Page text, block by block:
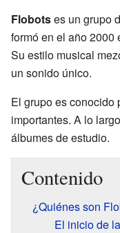
Flobotses un grupo
formó en el año 2000
Su estilo musical
un sonido único.
El grupo es conocido
importantes. A lo
álbumes de estudio.
Contenido
¿Quiénes son
El inicio de